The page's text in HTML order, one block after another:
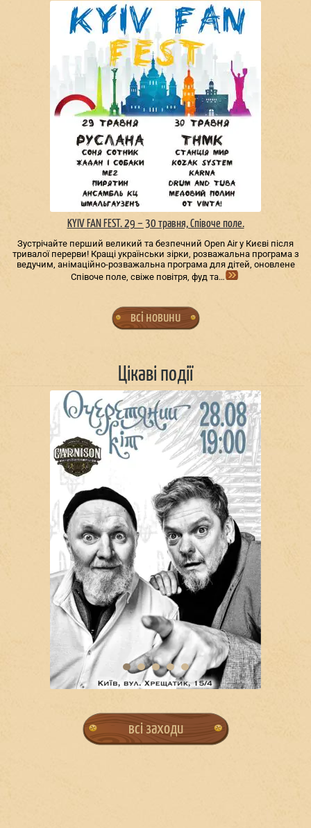
KYIV FAN FEST. 29 – 30 травня, Співоче поле.
Зустрічайте перший великий та безпечний Open Air у Києві після
тривалої перерви! Кращі українськи зірки, розважальна програма з
ведучим, анімаційно-розважальна програма для дітей, оновлене
Співоче поле, свіже повітря, фуд та…
всі новини
Цікаві події
всі заходи